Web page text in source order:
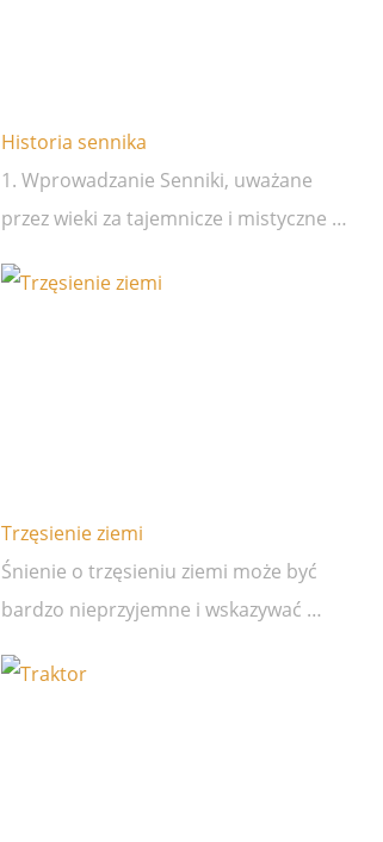
Historia sennika
1. Wprowadzanie Senniki, uważane
przez wieki za tajemnicze i mistyczne …
Trzęsienie ziemi
Śnienie o trzęsieniu ziemi może być
bardzo nieprzyjemne i wskazywać …